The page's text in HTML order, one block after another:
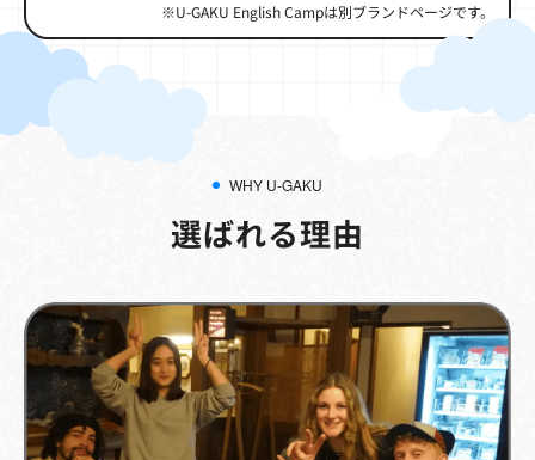
※U-GAKU English Campは別ブランドページです。
WHY U-GAKU
選ばれる理由